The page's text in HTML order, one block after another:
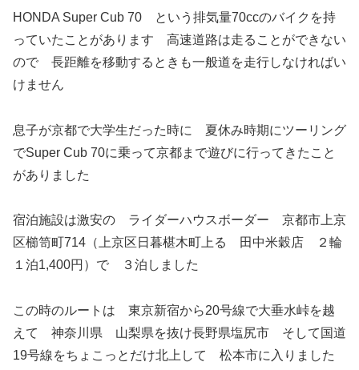
HONDA Super Cub 70 という排気量70ccのバイクを持
っていたことがあります 高速道路は走ることができない
ので 長距離を移動するときも一般道を走行しなければい
けません
息子が京都で大学生だった時に 夏休み時期にツーリング
でSuper Cub 70に乗って京都まで遊びに行ってきたこと
がありました
宿泊施設は激安の ライダーハウスボーダー 京都市上京
区櫛笥町714（上京区日暮椹木町上る 田中米穀店 ２輪
１泊1,400円）で ３泊しました
この時のルートは 東京新宿から20号線で大垂水峠を越
えて 神奈川県 山梨県を抜け長野県塩尻市 そして国道
19号線をちょこっとだけ北上して 松本市に入りました